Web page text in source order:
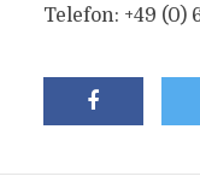
Telefon: +49 (0)